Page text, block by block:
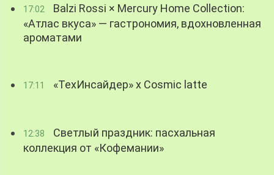
17:02
Balzi Rossi × Mercury Home Collection:
«Атлас вкуса» — гастрономия, вдохновленная
ароматами
17:11 «ТехИнсайдер» х Cosmic latte
12:38
Светлый праздник: пасхальная
коллекция от «Кофемании»